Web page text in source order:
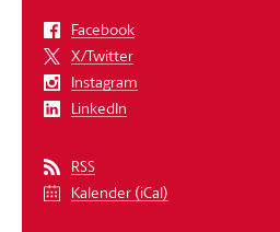
Facebook
X/Twitter
Instagram
LinkedIn
RSS
Kalender (iCal)